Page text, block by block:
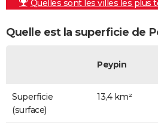
Quelles sont les villes les plus
Quelle est la superficie de
Peypin
Superficie
(surface)
13,4 km²